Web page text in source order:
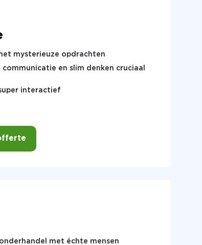
mysterieuze opdrachten
en slim denken cruciaal
interactief
met échte mensen